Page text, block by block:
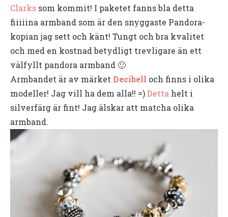
Clarks som kommit! I paketet fanns bla detta
fiiiiina armband som är den snyggaste Pandora-
kopian jag sett och känt! Tungt och bra kvalitet
och med en kostnad betydligt trevligare än ett
välfyllt pandora armband 🙂
Armbandet är av märket Decibell och finns i olika
modeller! Jag vill ha dem alla!! =)Detta helt i
silverfärg är fint! Jag älskar att matcha olika
armband.